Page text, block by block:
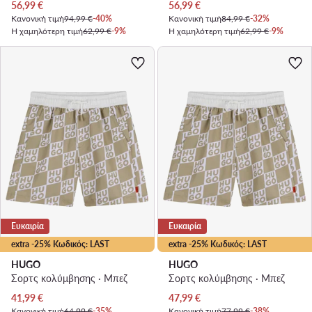
Τρέχουσα τιμή
56,99€
Κανονική τιμή94,99 €-40%
Η χαμηλότερη τιμή62,99 €-9%
Τρέχουσα τιμή
56,99€
Κανονική τιμή84,99 €-32%
Η χαμηλότερη τιμή62,99 €-9%
extra -25% Κωδικός: LAST
Ευκαιρία
HUGO
Σορτς κολύμβησης · Μπεζ
Τρέχουσα τιμή
41,99€
extra -25% Κωδικός: LAST
Ευκαιρία
HUGO
Σορτς κολύμβησης · Μπεζ
Τρέχουσα τιμή
47,99€